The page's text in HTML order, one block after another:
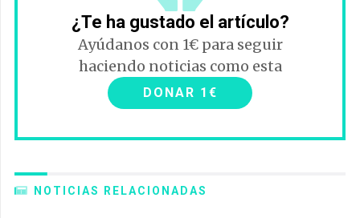
¿Te ha gustado el artículo?
Ayúdanos con 1€ para seguir
haciendo noticias como esta
DONAR 1€
NOTICIAS RELACIONADAS